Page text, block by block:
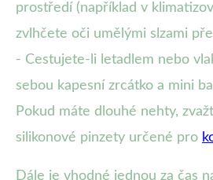
prostředí (například v
zvlhčete oči umělými slzami
- Cestujete-li letadlem nebo
sebou kapesní zrcátko a mini
Pokud máte dlouhé nehty,
silikonové pinzety určené pro
Dále je vhodné jednou za čas